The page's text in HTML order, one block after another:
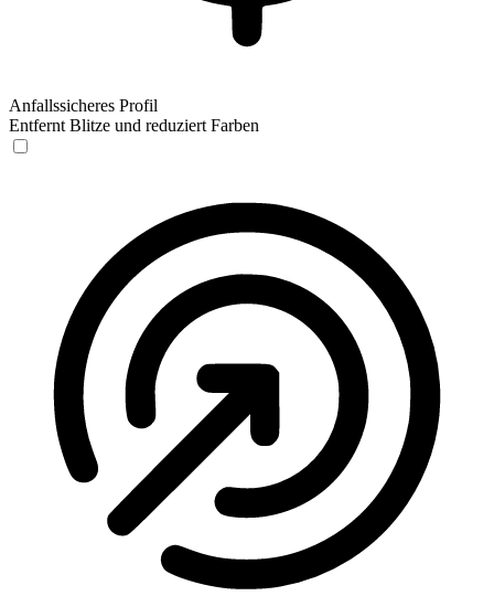
Anfallssicheres Profil
Entfernt Blitze und reduziert Farben